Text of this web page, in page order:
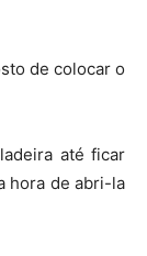
de colocar o
até ficar
hora de abri-la